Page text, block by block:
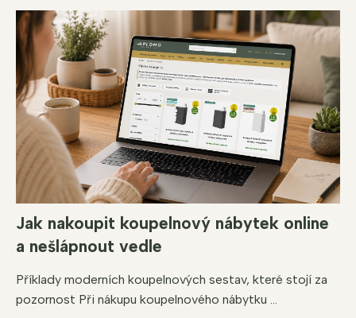
Jak nakoupit koupelnový nábytek online
a nešlápnout vedle
Příklady moderních koupelnových sestav, které stojí za
pozornost Při nákupu koupelnového nábytku ...